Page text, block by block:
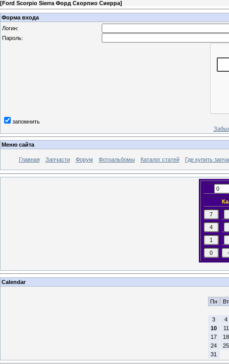
[Ford Scorpio Sierra Форд Скорпио Сиерра]
Форма входа
Логин:
Пароль:
запомнить
Меню сайта
Главная Запчасти Форум Фотоальбомы Каталог статей Где купить
Calendar
Пн
Вт
3
4
10
11
17
18
24
25
31